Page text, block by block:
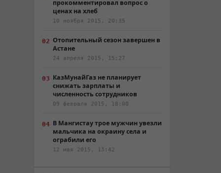
прокомментировал вопрос о
ценах на хлеб
10 ноября 2015, 20:35
Отопительный сезон завершен в
Астане
24 апреля 2015, 15:27
КазМунайГаз не планирует
снижать зарплаты и
численность сотрудников
09 февраля 2015, 18:00
В Мангистау трое мужчин увезли
мальчика на окраину села и
ограбили его
12 мая 2015, 13:42